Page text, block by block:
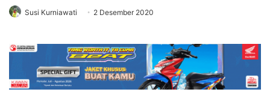
Susi Kurniawati 2 Desember 2020